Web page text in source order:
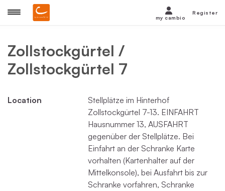
Zollstockgürtel /
Zollstockgürtel 7
Location
Stellplätze im Hinterhof
Zollstockgürtel 7-13. EINFAHRT
Hausnummer 13, AUSFAHRT
gegenüber der Stellplätze. Bei
Einfahrt an der Schranke Karte
vorhalten (Kartenhalter auf der
Mittelkonsole), bei Ausfahrt bis zur
Schranke vorfahren, Schranke
my cambio
Register